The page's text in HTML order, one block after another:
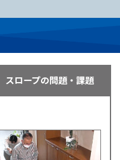
スロープの問題・課題